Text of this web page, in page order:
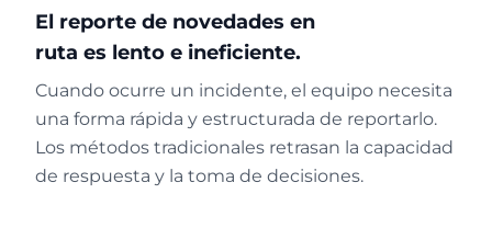
El reporte de novedades en
ruta es lento e ineficiente.
Cuando ocurre un incidente, el equipo necesita
una forma rápida y estructurada de reportarlo.
Los métodos tradicionales retrasan la capacidad
de respuesta y la toma de decisiones.